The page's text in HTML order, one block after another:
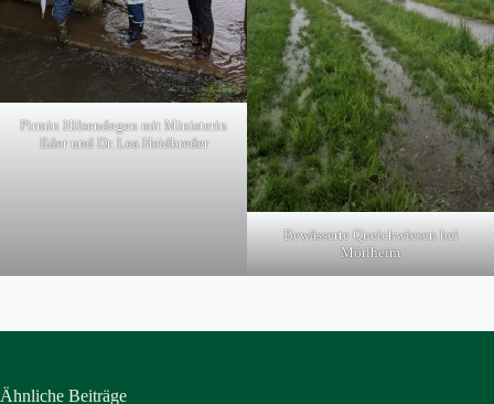
Pirmin Hilsendegen mit Ministerin
Eder und Dr. Lea Heidbreder
Bewässerte Queichwiesen bei
Mörlheim
Ähnliche Beiträge